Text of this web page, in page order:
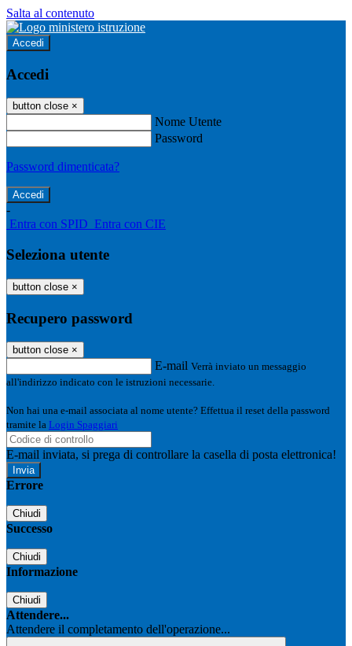
Salta al contenuto
Accedi
Accedi
button close ×
Nome Utente
Password
Password dimenticata?
-
Entra con SPID Entra con CIE
Seleziona utente
button close ×
Recupero password
button close ×
E-mail Verrà inviato un messaggio
all'indirizzo indicato con le istruzioni necessarie.
Non hai una e-mail associata al nome utente? Effettua il reset della password
tramite la Login Spaggiari
E-mail inviata, si prega di controllare la casella di posta elettronica!
Errore
Chiudi
Successo
Chiudi
Informazione
Chiudi
Attendere...
Attendere il completamento dell'operazione...